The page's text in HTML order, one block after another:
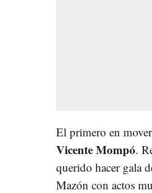
El primero en
Vicente Mompó.
querido hacer gala
Mazón con actos